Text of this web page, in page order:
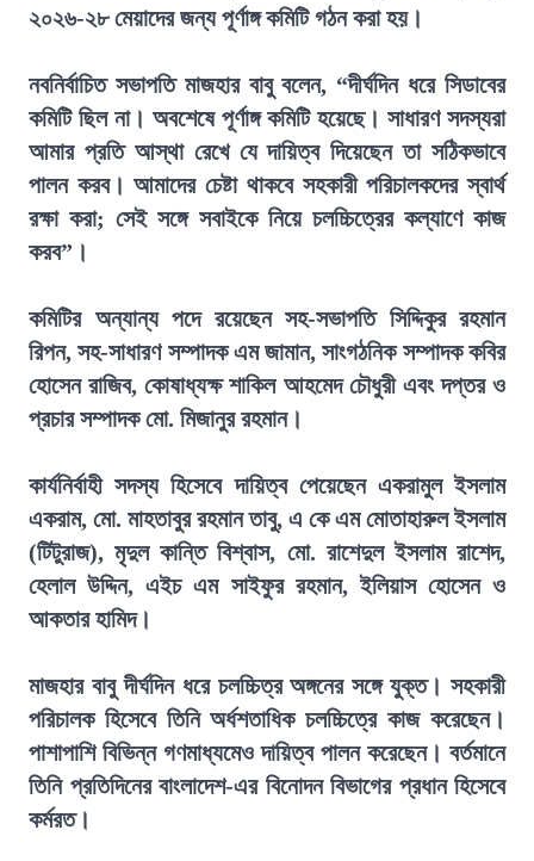
২০২৬-২৮ মেয়াদের জন্য পূর্ণাঙ্গ কমিটি গঠন করা হয়।
নবনির্বাচিত সভাপতি মাজহার বাবু বলেন, “দীর্ঘদিন ধরে সিডাবের
কমিটি ছিল না। অবশেষে পূর্ণাঙ্গ কমিটি হয়েছে। সাধারণ সদস্যরা
আমার প্রতি আস্থা রেখে যে দায়িত্ব দিয়েছেন তা সঠিকভাবে
পালন করব। আমাদের চেষ্টা থাকবে সহকারী পরিচালকদের স্বার্থ
রক্ষা করা; সেই সঙ্গে সবাইকে নিয়ে চলচ্চিত্রের কল্যাণে কাজ
করব”।
কমিটির অন্যান্য পদে রয়েছেন সহ-সভাপতি সিদ্দিকুর রহমান
রিপন, সহ-সাধারণ সম্পাদক এম জামান, সাংগঠনিক সম্পাদক কবির
হোসেন রাজিব, কোষাধ্যক্ষ শাকিল আহমেদ চৌধুরী এবং দপ্তর ও
প্রচার সম্পাদক মো. মিজানুর রহমান।
কার্যনির্বাহী সদস্য হিসেবে দায়িত্ব পেয়েছেন একরামুল ইসলাম
একরাম, মো. মাহতাবুর রহমান তাবু, এ কে এম মোতাহারুল ইসলাম
(টিটুরাজ), মৃদুল কান্তি বিশ্বাস, মো. রাশেদুল ইসলাম রাশেদ,
হেলাল উদ্দিন, এইচ এম সাইফুর রহমান, ইলিয়াস হোসেন ও
আকতার হামিদ।
মাজহার বাবু দীর্ঘদিন ধরে চলচ্চিত্র অঙ্গনের সঙ্গে যুক্ত। সহকারী
পরিচালক হিসেবে তিনি অর্ধশতাধিক চলচ্চিত্রে কাজ করেছেন।
পাশাপাশি বিভিন্ন গণমাধ্যমেও দায়িত্ব পালন করেছেন। বর্তমানে
তিনি প্রতিদিনের বাংলাদেশ-এর বিনোদন বিভাগের প্রধান হিসেবে
কর্মরত।